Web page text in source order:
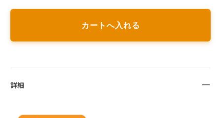
詳細